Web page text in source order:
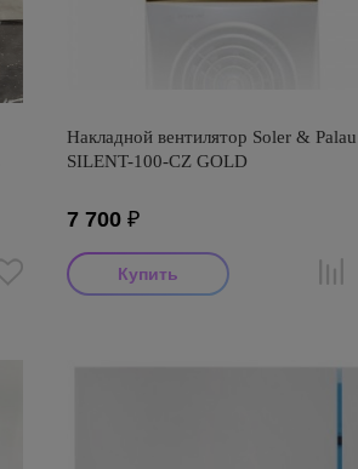
Накладной вентилятор Soler & Palau
SILENT-100-CZ GOLD
7 700₽